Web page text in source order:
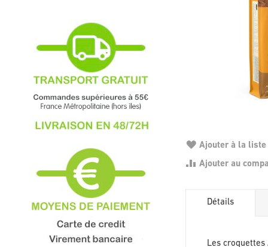
Ajouter à la liste
Ajouter au
Détails
Les